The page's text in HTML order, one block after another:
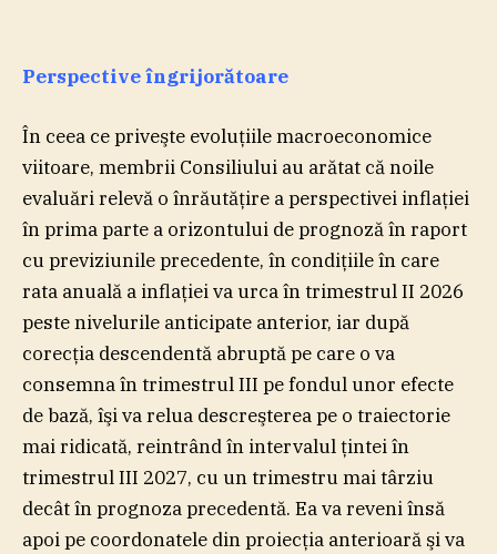
Perspective îngrijorătoare
În ceea ce priveşte evoluţiile macroeconomice
viitoare, membrii Consiliului au arătat că noile
evaluări relevă o înrăutăţire a perspectivei inflaţiei
în prima parte a orizontului de prognoză în raport
cu previziunile precedente, în condiţiile în care
rata anuală a inflaţiei va urca în trimestrul II 2026
peste nivelurile anticipate anterior, iar după
corecţia descendentă abruptă pe care o va
consemna în trimestrul III pe fondul unor efecte
de bază, îşi va relua descreşterea pe o traiectorie
mai ridicată, reintrând în intervalul ţintei în
trimestrul III 2027, cu un trimestru mai târziu
decât în prognoza precedentă. Ea va reveni însă
apoi pe coordonatele din proiecţia anterioară şi va